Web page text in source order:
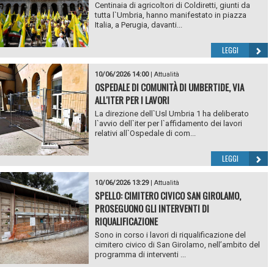
Centinaia di agricoltori di Coldiretti, giunti da
tutta l`Umbria, hanno manifestato in piazza
Italia, a Perugia, davanti...
LEGGI
10/06/2026 14:00| Attualità
OSPEDALE DI COMUNITÀ DI UMBERTIDE, VIA
ALL'ITER PER I LAVORI
La direzione dell`Usl Umbria 1 ha deliberato
l`avvio dell`iter per l`affidamento dei lavori
relativi all`Ospedale di com...
LEGGI
10/06/2026 13:29| Attualità
SPELLO: CIMITERO CIVICO SAN GIROLAMO,
PROSEGUONO GLI INTERVENTI DI
RIQUALIFICAZIONE
Sono in corso i lavori di riqualificazione del
cimitero civico di San Girolamo, nell’ambito del
programma di interventi ...